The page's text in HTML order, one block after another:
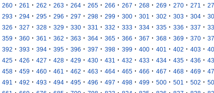
260 · 261 · 262 · 263 · 264 · 265 · 266 · 267 · 268 · 269 · 270 · 271 ·
293 · 294 · 295 · 296 · 297 · 298 · 299 · 300 · 301 · 302 · 303 · 304 ·
326 · 327 · 328 · 329 · 330 · 331 · 332 · 333 · 334 · 335 · 336 · 337 ·
359 · 360 · 361 · 362 · 363 · 364 · 365 · 366 · 367 · 368 · 369 · 370 ·
392 · 393 · 394 · 395 · 396 · 397 · 398 · 399 · 400 · 401 · 402 · 403 ·
425 · 426 · 427 · 428 · 429 · 430 · 431 · 432 · 433 · 434 · 435 · 436 ·
458 · 459 · 460 · 461 · 462 · 463 · 464 · 465 · 466 · 467 · 468 · 469 ·
491 · 492 · 493 · 494 · 495 · 496 · 497 · 498 · 499 · 500 · 501 · 502 ·